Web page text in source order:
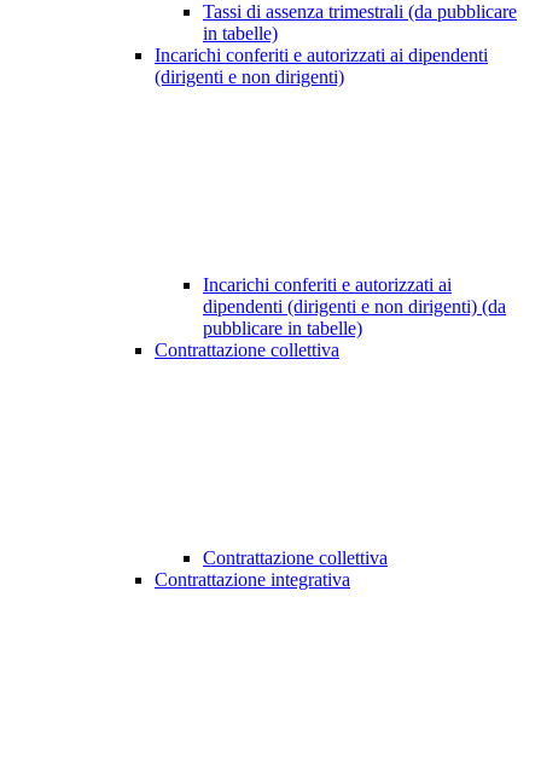
Tassi di assenza trimestrali (da pubblicare
in tabelle)
Incarichi conferiti e autorizzati ai dipendenti
(dirigenti e non dirigenti)
Incarichi conferiti e autorizzati ai
dipendenti (dirigenti e non dirigenti) (da
pubblicare in tabelle)
Contrattazione collettiva
Contrattazione collettiva
Contrattazione integrativa